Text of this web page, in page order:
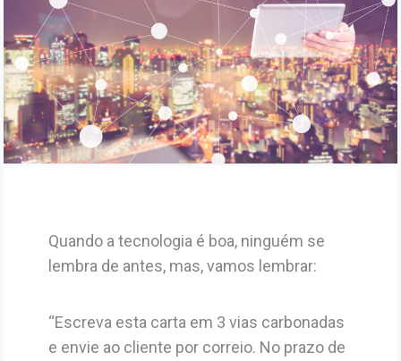
Quando a tecnologia é boa, ninguém se
lembra de antes, mas, vamos lembrar:
“Escreva esta carta em 3 vias carbonadas
e envie ao cliente por correio. No prazo de